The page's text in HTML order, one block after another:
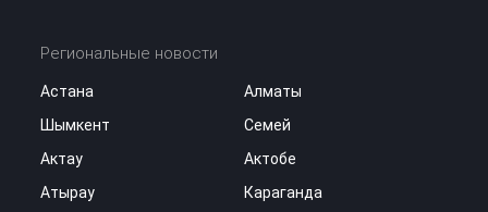
Региональные новости
Астана
Алматы
Шымкент
Семей
Актау
Актобе
Атырау
Караганда